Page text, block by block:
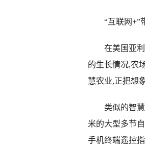
“互联网+”
在美国亚利
的生长情况,农
慧农业,正把想
类似的智慧
米的大型多节
手机终端遥控